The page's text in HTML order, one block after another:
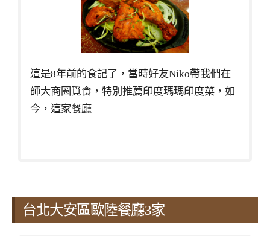
這是8年前的食記了，當時好友Niko帶我們在
師大商圈覓食，特別推薦印度瑪瑪印度菜，如
今，這家餐廳
台北大安區歐陸餐廳3家